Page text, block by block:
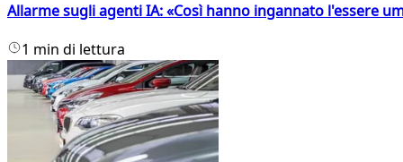
Allarme sugli agenti IA: «Così hanno ingannato l'essere
1 min di lettura